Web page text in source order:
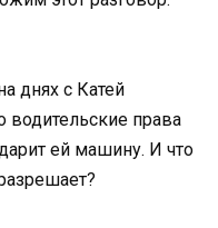
днях с Катей
водительские права
ей машину. И что